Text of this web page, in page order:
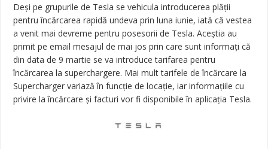
Deși pe grupurile de Tesla se vehicula introducerea plății
pentru încărcarea rapidă undeva prin luna iunie, iată că vestea
a venit mai devreme pentru posesorii de Tesla. Aceștia au
primit pe email mesajul de mai jos prin care sunt informați că
din data de 9 martie se va introduce tarifarea pentru
încărcarea la superchargere. Mai mult tarifele de încărcare la
Supercharger variază în funcție de locație, iar informațiile cu
privire la încărcare și facturi vor fi disponibile în aplicația Tesla.